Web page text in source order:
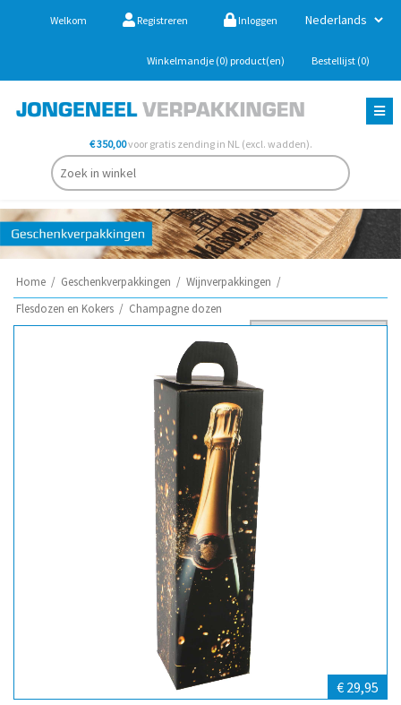
Welkom Registreren Inloggen
Winkelmandje (0) product(en) Bestellijst (0)
€ 350,00voor gratis zending in NL (excl. wadden).
Home / Geschenkverpakkingen / Wijnverpakkingen /
Flesdozen en Kokers / Champagne dozen
€ 29,95